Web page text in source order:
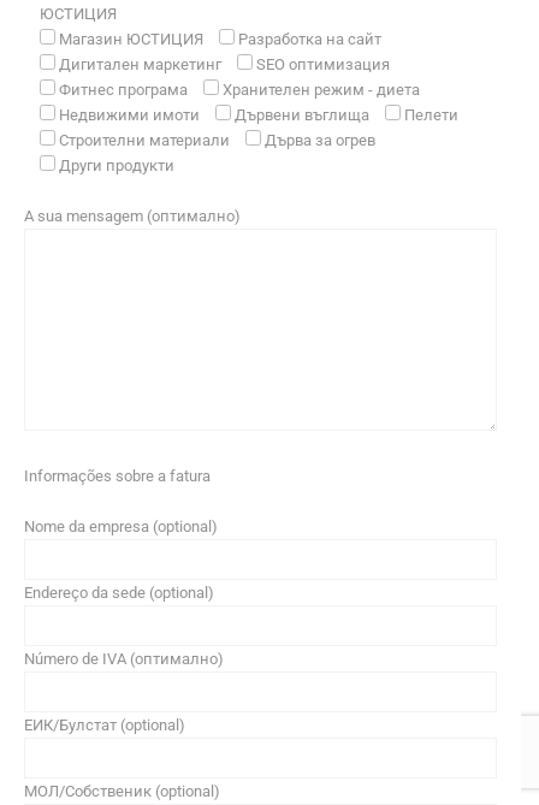
ЮСТИЦИЯ
Магазин ЮСТИЦИЯ
Разработка на сайт
Дигитален маркетинг
SEO оптимизация
Фитнес програма
Хранителен режим - диета
Недвижими имоти
Дървени въглища
Пелети
Строителни материали
Дърва за огрев
Други продукти
A sua mensagem (оптимално)
Informações sobre a fatura
Nome da empresa (optional)
Endereço da sede (optional)
Número de IVA (оптимално)
ЕИК/Булстат (optional)
МОЛ/Собственик (optional)